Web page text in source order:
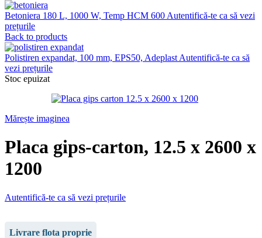
Betoniera 180 L, 1000 W, Temp HCM 600 Autentifică-te ca să vezi
prețurile
Back to products
Polistiren expandat, 100 mm, EPS50, Adeplast Autentifică-te ca să
vezi prețurile
Stoc epuizat
Mărește imaginea
Placa gips-carton, 12.5 x 2600 x
1200
Autentifică-te ca să vezi prețurile
Livrare flota proprie